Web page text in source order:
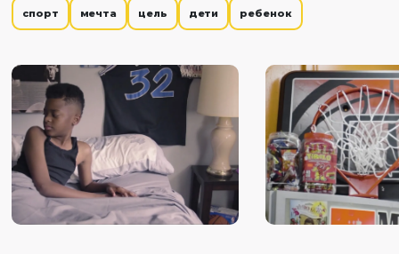
opportunity of a lifetime when he spots a basketball hoop for
Tariq has to make a tough decision, to work for his hoop or
enjoy his summer with his friends. Will his wildest dreams
come true?
спорт мечта цель дети ребенок